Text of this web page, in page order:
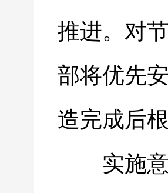
推进。对
部将优先
造完成后
实施意